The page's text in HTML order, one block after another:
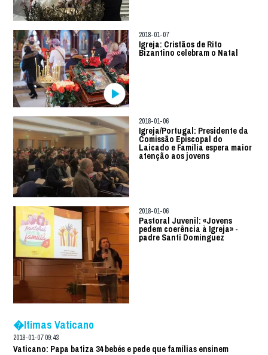
2018-01-07
Igreja: Cristãos de Rito
Bizantino celebram o Natal
2018-01-06
Igreja/Portugal: Presidente da
Comissão Episcopal do
Laicado e Família espera maior
atenção aos jovens
2018-01-06
Pastoral Juvenil: «Jovens
pedem coerência à Igreja» -
padre Santi Dominguez
�ltimas Vaticano
2018-01-07 09:43
Vaticano: Papa batiza 34 bebés e pede que famílias ensinem